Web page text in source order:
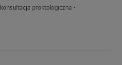
konsultacja proktologiczna •